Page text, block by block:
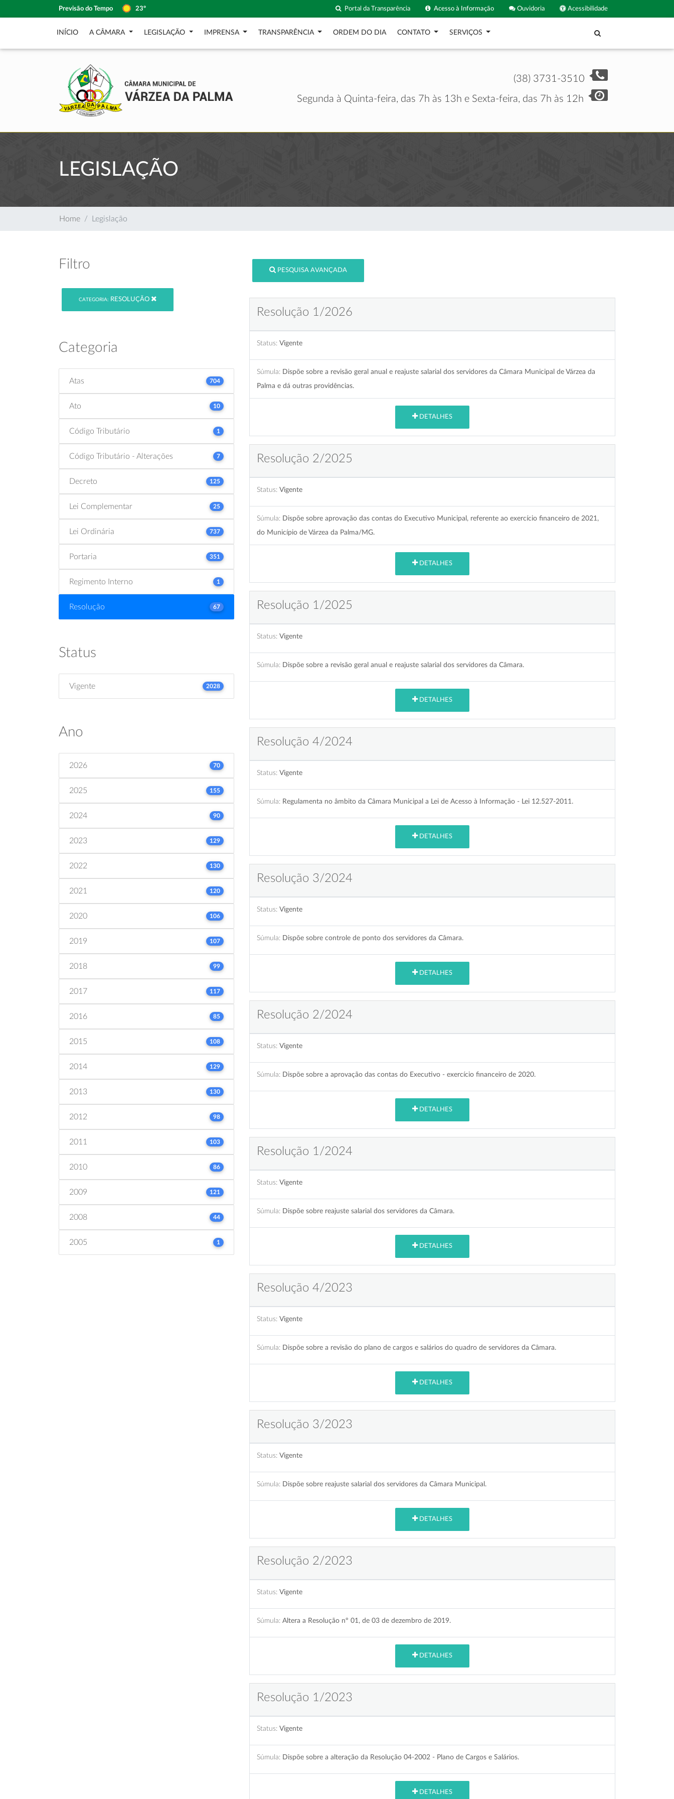
Previsão do Tempo 23º Acessibilidade
Ouvidoria
Acesso à Informação
Portal da Transparência
INÍCIO A CÂMARA LEGISLAÇÃO IMPRENSA TRANSPARÊNCIA ORDEM DO DIA CONTATO SERVIÇOS
(38) 3731-3510
Segunda à Quinta-feira, das 7h às 13h e Sexta-feira, das 7h às 12h
LEGISLAÇÃO
Home Legislação
Filtro
CATEGORIA: RESOLUÇÃO
Categoria
Atas 704
Ato 10
Código Tributário 1
Código Tributário - Alterações 7
Decreto 125
Lei Complementar 25
Lei Ordinária 737
Portaria 351
Regimento Interno 1
Resolução 67
Status
Vigente 2028
Ano
2026 70
2025 155
2024 90
2023 129
2022 130
2021 120
2020 106
2019 107
2018 99
2017 117
2016 85
2015 108
2014 129
2013 130
2012 98
2011 103
2010 86
2009 121
2008 44
2005 1
PESQUISA AVANÇADA
Resolução 1/2026
Status: Vigente
Súmula: Dispõe sobre a revisão geral anual e reajuste salarial dos servidores da Câmara Municipal de Várzea da
Palma e dá outras providências.
DETALHES
Resolução 2/2025
Status: Vigente
Súmula: Dispõe sobre aprovação das contas do Executivo Municipal, referente ao exercício financeiro de 2021,
do Município de Várzea da Palma/MG.
DETALHES
Resolução 1/2025
Status: Vigente
Súmula: Dispõe sobre a revisão geral anual e reajuste salarial dos servidores da Câmara.
DETALHES
Resolução 4/2024
Status: Vigente
Súmula: Regulamenta no âmbito da Câmara Municipal a Lei de Acesso à Informação - Lei 12.527-2011.
DETALHES
Resolução 3/2024
Status: Vigente
Súmula: Dispõe sobre controle de ponto dos servidores da Câmara.
DETALHES
Resolução 2/2024
Status: Vigente
Súmula: Dispõe sobre a aprovação das contas do Executivo - exercício financeiro de 2020.
DETALHES
Resolução 1/2024
Status: Vigente
Súmula: Dispõe sobre reajuste salarial dos servidores da Câmara.
DETALHES
Resolução 4/2023
Status: Vigente
Súmula: Dispõe sobre a revisão do plano de cargos e salários do quadro de servidores da Câmara.
DETALHES
Resolução 3/2023
Status: Vigente
Súmula: Dispõe sobre reajuste salarial dos servidores da Câmara Municipal.
DETALHES
Resolução 2/2023
Status: Vigente
Súmula: Altera a Resolução nº 01, de 03 de dezembro de 2019.
DETALHES
Resolução 1/2023
Status: Vigente
Súmula: Dispõe sobre a alteração da Resolução 04-2002 - Plano de Cargos e Salários.
DETALHES